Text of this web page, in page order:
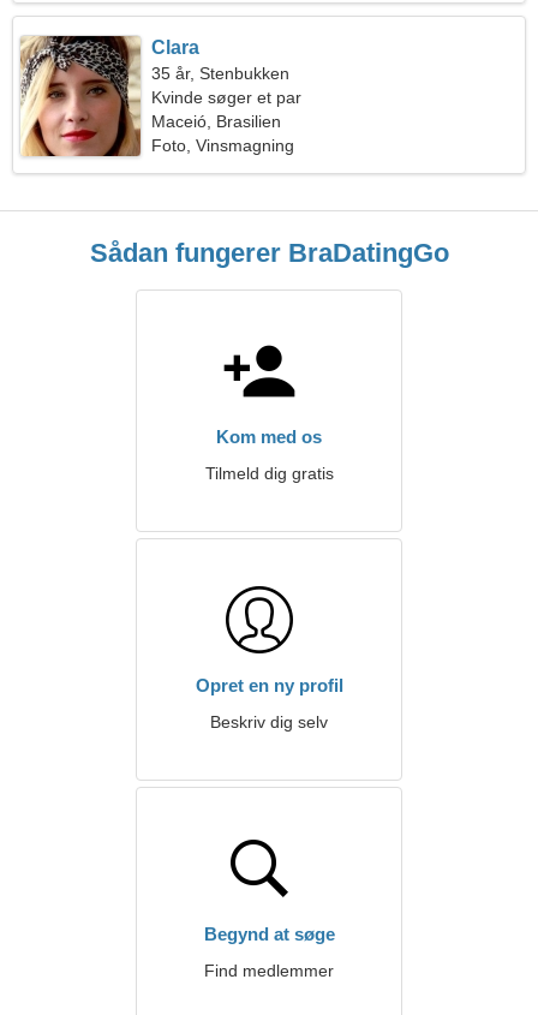
Clara
35 år, Stenbukken
Kvinde søger et par
Maceió, Brasilien
Foto, Vinsmagning
Sådan fungerer BraDatingGo
Kom med os
Tilmeld dig gratis
Opret en ny profil
Beskriv dig selv
Begynd at søge
Find medlemmer